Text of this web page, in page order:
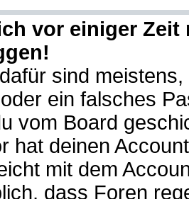
vor einiger
sind
ein falsches
vom Board
hat deinen
mit dem
dass Foren